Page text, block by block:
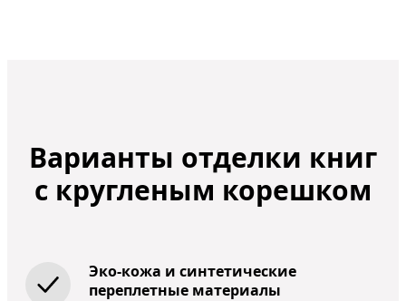
Варианты отделки книг
с кругленым корешком
Эко-кожа и синтетические
переплетные материалы